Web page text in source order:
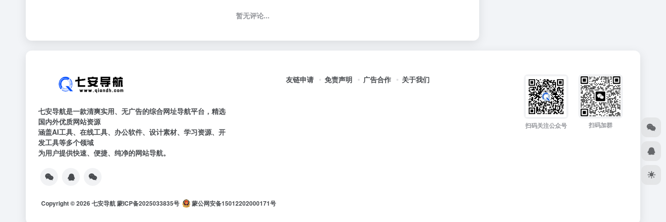
暂无评论...
七安导航是一款清爽实用、无广告的综合网址导航平台，精选
国内外优质网站资源
涵盖AI工具、在线工具、办公软件、设计素材、学习资源、开
发工具等多个领域
为用户提供快速、便捷、纯净的网站导航。
友链申请 免责声明 广告合作 关于我们
扫码关注公众号 扫码加群
Copyright © 2026七安导航蒙ICP备2025033835号 蒙公网安备15012202000171号